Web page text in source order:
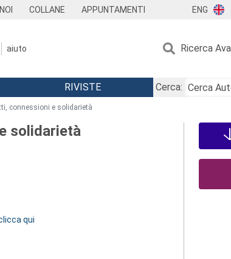
COLLANE APPUNTAMENTI ENG
aiuto Ricerca
RIVISTE
Cerca:
connessioni e solidarietà
solidarietà
qui